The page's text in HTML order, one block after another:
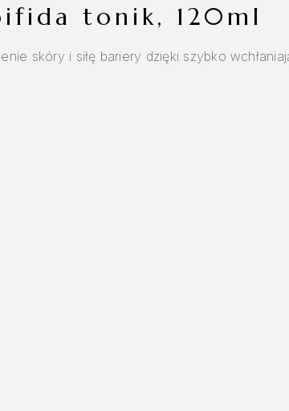
tonik, 120ml
skóry i siłę bariery dzięki szybko